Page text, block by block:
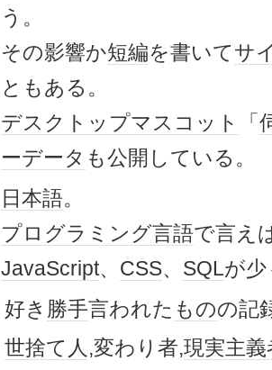
う。
その影響か短編を書いてサ
ともある。
デスクトップマスコット 「
ーデータ も公開している。
日本語。
プログラミング言語で言え
JavaScript、 CSS、 SQLが少
好き 勝手言われた ものの記
世捨て人 ,変わり者,現実主義